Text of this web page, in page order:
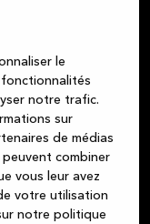
le
notre trafic.
sur
de médias
combiner
vous leur avez
votre utilisation
notre politique
Une poubelle
Il est
lorsqu'elle
essentiel. Les
appliques
également
éclairage plus